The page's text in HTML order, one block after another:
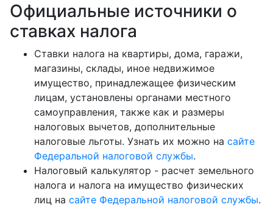
Официальные источники о
ставках налога
Ставки налога на квартиры, дома, гаражи,
магазины, склады, иное недвижимое
имущество, принадлежащее физическим
лицам, установлены органами местного
самоуправления, также как и размеры
налоговых вычетов, дополнительные
налоговые льготы. Узнать их можно на сайте
Федеральной налоговой службы.
Налоговый калькулятор - расчет земельного
налога и налога на имущество физических
лиц на сайте Федеральной налоговой службы.